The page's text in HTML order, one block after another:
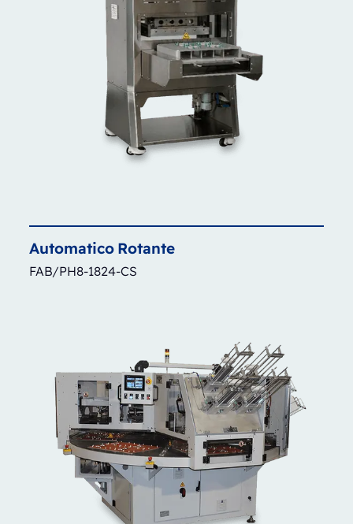
Automatico Rotante
FAB/PH8-1824-CS